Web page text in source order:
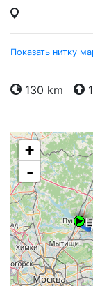
Показать нитку
130 km
+
-